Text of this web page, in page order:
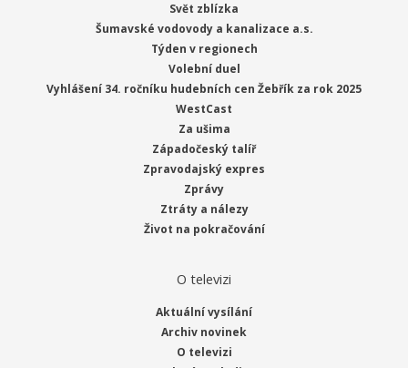
Svět zblízka
Šumavské vodovody a kanalizace a.s.
Týden v regionech
Volební duel
Vyhlášení 34. ročníku hudebních cen Žebřík za rok 2025
WestCast
Za ušima
Západočeský talíř
Zpravodajský expres
Zprávy
Ztráty a nálezy
Život na pokračování
O televizi
Aktuální vysílání
Archiv novinek
O televizi